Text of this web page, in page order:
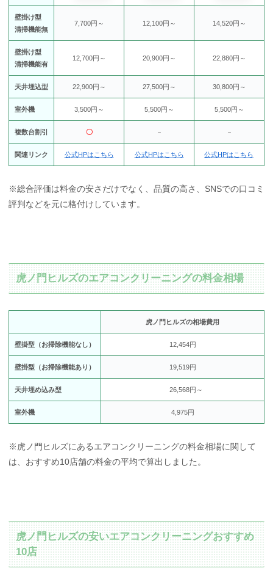
壁掛け型
清掃機能無
7,700円～ 12,100円～ 14,520円～
壁掛け型
清掃機能有
12,700円～ 20,900円～ 22,880円～
天井埋込型 22,900円～ 27,500円～ 30,800円～
室外機 3,500円～ 5,500円～ 5,500円～
複数台割引 〇 － －
関連リンク 公式HPはこちら 公式HPはこちら 公式HPはこちら
※総合評価は料金の安さだけでなく、品質の高さ、SNSでの口コミ
評判などを元に格付けしています。
虎ノ門ヒルズのエアコンクリーニングの料金相場
虎ノ門ヒルズの相場費用
壁掛型（お掃除機能なし） 12,454円
壁掛型（お掃除機能あり） 19,519円
天井埋め込み型 26,568円～
室外機 4,975円
※虎ノ門ヒルズにあるエアコンクリーニングの料金相場に関して
は、おすすめ10店舗の料金の平均で算出しました。
虎ノ門ヒルズの安いエアコンクリーニングおすすめ
10店